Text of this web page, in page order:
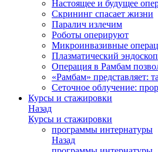
Настоящее и будущее
Скрининг спасает жизни
Паралич излечим
Роботы оперируют
Микроинвазивные
Плазматический
Операция в Рамбам
«Рамбам» представляет:
Сеточное облучение:
Курсы и стажировки
Назад
Курсы и стажировки
программы интернатуры
Назад